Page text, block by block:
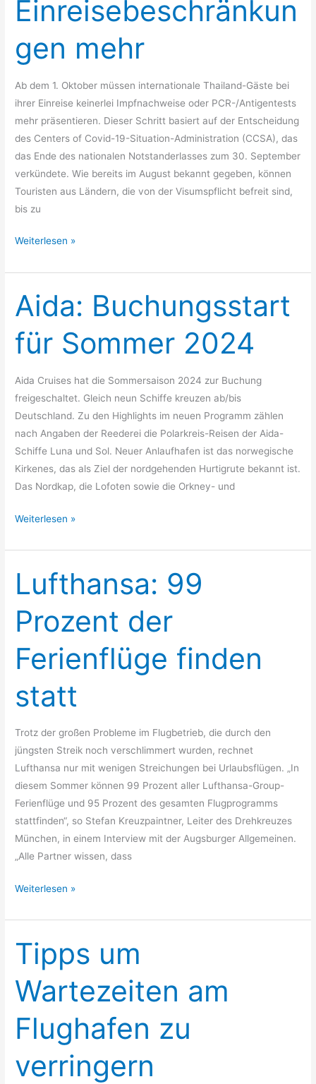
Einreisebeschränkun
gen mehr
Ab dem 1. Oktober müssen internationale Thailand-Gäste bei
ihrer Einreise keinerlei Impfnachweise oder PCR-/Antigentests
mehr präsentieren. Dieser Schritt basiert auf der Entscheidung
des Centers of Covid-19-Situation-Administration (CCSA), das
das Ende des nationalen Notstanderlasses zum 30. September
verkündete. Wie bereits im August bekannt gegeben, können
Touristen aus Ländern, die von der Visumspflicht befreit sind,
bis zu
Weiterlesen »
Aida: Buchungsstart
für Sommer 2024
Aida Cruises hat die Sommersaison 2024 zur Buchung
freigeschaltet. Gleich neun Schiffe kreuzen ab/bis
Deutschland. Zu den Highlights im neuen Programm zählen
nach Angaben der Reederei die Polarkreis-Reisen der Aida-
Schiffe Luna und Sol. Neuer Anlaufhafen ist das norwegische
Kirkenes, das als Ziel der nordgehenden Hurtigrute bekannt ist.
Das Nordkap, die Lofoten sowie die Orkney- und
Aida:
Buchungsstart
für
Sommer
Weiterlesen »
Lufthansa: 99
Prozent der
Ferienflüge finden
statt
Trotz der großen Probleme im Flugbetrieb, die durch den
jüngsten Streik noch verschlimmert wurden, rechnet
Lufthansa nur mit wenigen Streichungen bei Urlaubsflügen. „In
diesem Sommer können 99 Prozent aller Lufthansa-Group-
Ferienflüge und 95 Prozent des gesamten Flugprogramms
stattfinden“, so Stefan Kreuzpaintner, Leiter des Drehkreuzes
München, in einem Interview mit der Augsburger Allgemeinen.
„Alle Partner wissen, dass
Lufthansa:
99
Prozent
der
finden
Weiterlesen »
Tipps um
Wartezeiten am
Flughafen zu
verringern
Tipps
Wartezeiten
am
zu